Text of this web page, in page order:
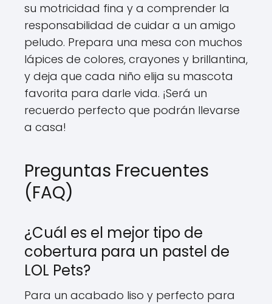
su motricidad fina y a comprender la
responsabilidad de cuidar a un amigo
peludo. Prepara una mesa con muchos
lápices de colores, crayones y brillantina,
y deja que cada niño elija su mascota
favorita para darle vida. ¡Será un
recuerdo perfecto que podrán llevarse
a casa!
Preguntas Frecuentes
(FAQ)
¿Cuál es el mejor tipo de
cobertura para un pastel de
LOL Pets?
Para un acabado liso y perfecto para